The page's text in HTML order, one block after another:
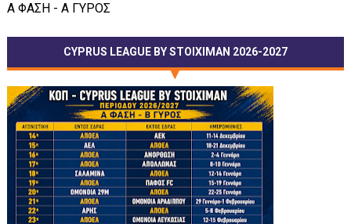
Α ΦΑΣΗ - Α ΓΥΡΟΣ
CYPRUS LEAGUE BY STOIXIMAN 2026-2027